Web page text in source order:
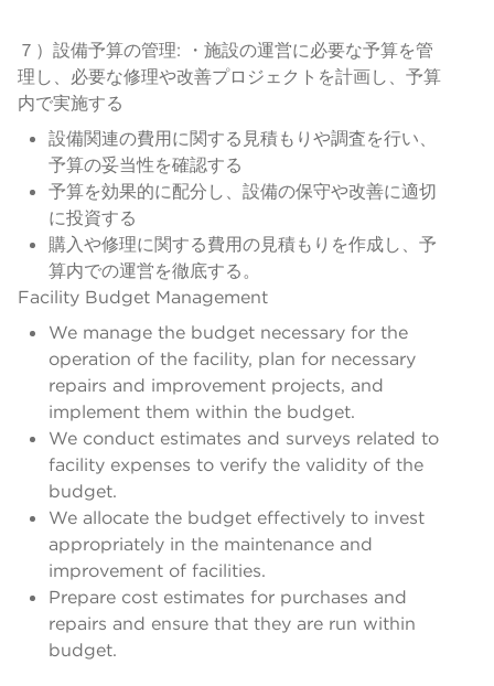
７）設備予算の管理: ・施設の運営に必要な予算を管
理し、必要な修理や改善プロジェクトを計画し、予算
内で実施する
設備関連の費用に関する見積もりや調査を行い、
予算の妥当性を確認する
予算を効果的に配分し、設備の保守や改善に適切
に投資する
購入や修理に関する費用の見積もりを作成し、予
算内での運営を徹底する。
Facility Budget Management
We manage the budget necessary for the
operation of the facility, plan for necessary
repairs and improvement projects, and
implement them within the budget.
We conduct estimates and surveys related to
facility expenses to verify the validity of the
budget.
We allocate the budget effectively to invest
appropriately in the maintenance and
improvement of facilities.
Prepare cost estimates for purchases and
repairs and ensure that they are run within
budget.